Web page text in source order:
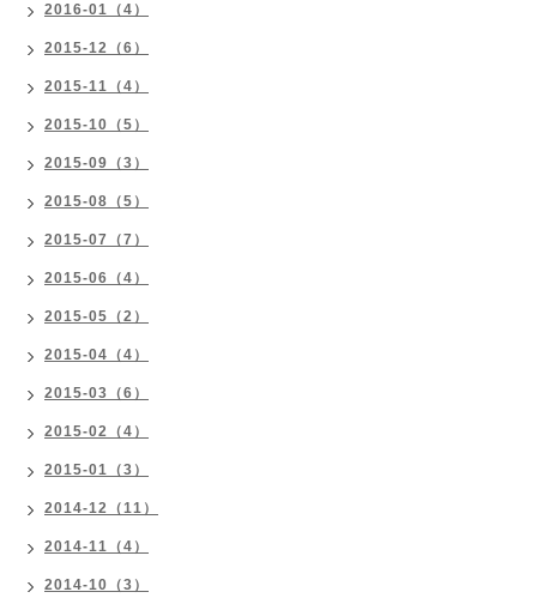
2016-01（4）
2015-12（6）
2015-11（4）
2015-10（5）
2015-09（3）
2015-08（5）
2015-07（7）
2015-06（4）
2015-05（2）
2015-04（4）
2015-03（6）
2015-02（4）
2015-01（3）
2014-12（11）
2014-11（4）
2014-10（3）